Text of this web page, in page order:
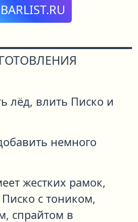
BARLIST.RU
лёд, влить Писко и
немного
жестких рамок,
с тоником,
спрайтом в